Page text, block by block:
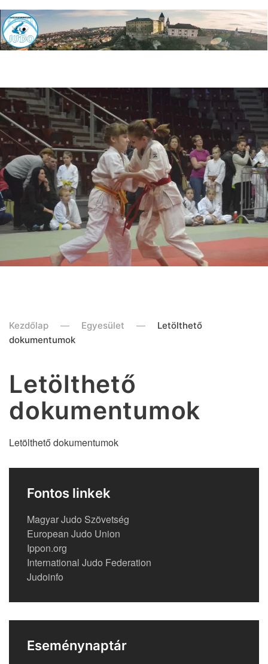
Kezdőlap Egyesület
Letölthető
dokumentumok
Letölthető
dokumentumok
Letölthető dokumentumok
Fontos linkek
Magyar Judo Szövetség
European Judo Union
Ippon.org
International Judo Federation
Judoinfo
Eseménynaptár